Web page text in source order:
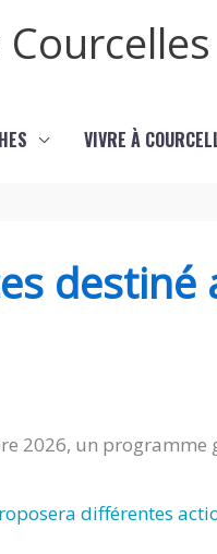
VIVRE À
2026, un
différentes